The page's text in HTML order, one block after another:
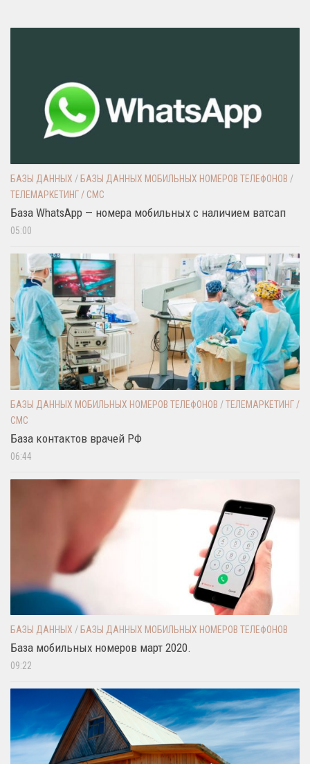
БАЗЫ ДАННЫХ /БАЗЫ ДАННЫХ МОБИЛЬНЫХ НОМЕРОВ ТЕЛЕФОНОВ /
ТЕЛЕМАРКЕТИНГ / СМС
База WhatsApp — номера мобильных с наличием ватсап
05:00
БАЗЫ ДАННЫХ МОБИЛЬНЫХ НОМЕРОВ ТЕЛЕФОНОВ /ТЕЛЕМАРКЕТИНГ /
СМС
База контактов врачей РФ
06:44
БАЗЫ ДАННЫХ / БАЗЫ ДАННЫХ МОБИЛЬНЫХ НОМЕРОВ ТЕЛЕФОНОВ
База мобильных номеров март 2020.
09:22